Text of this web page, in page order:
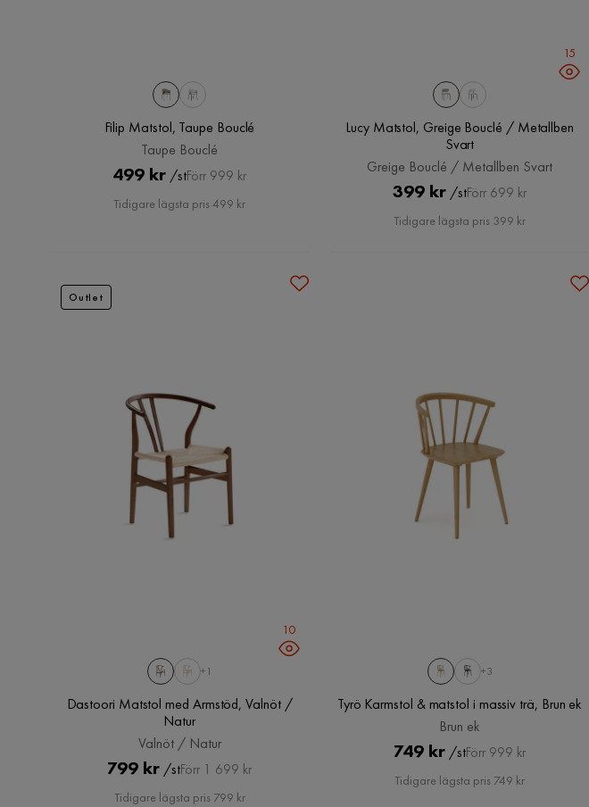
Filip Matstol, Taupe Bouclé
Taupe Bouclé
Pris
499 kr /stOriginal
Pris
Förr 999 kr
Tidigare lägsta pris 499 kr
15
Lucy Matstol, Greige Bouclé / Metallben
Svart
Greige Bouclé / Metallben Svart
Pris
399 kr /stOriginal
Pris
Förr 699 kr
Tidigare lägsta pris 399 kr
10
+1
Dastoori Matstol med Armstöd, Valnöt /
Natur
Valnöt / Natur
Pris
799 kr /stOriginal
Pris
Förr 1 699 kr
Tidigare lägsta pris 799 kr
Outlet
+3
Tyrö Karmstol & matstol i massiv trä, Brun ek
Brun ek
Pris
749 kr /stOriginal
Pris
Förr 999 kr
Tidigare lägsta pris 749 kr